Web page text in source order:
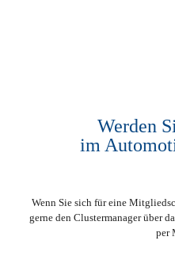
Werden
im
Wenn Sie sich für eine
gerne den Clustermanager über
per